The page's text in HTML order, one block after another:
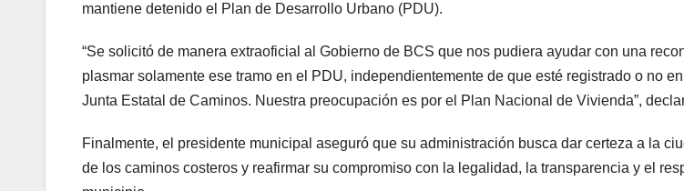
mantiene detenido el Plan de Desarrollo Urbano (PDU).
“Se solicitó de manera extraoficial al Gobierno de BCS que nos pudiera ayudar con una
plasmar solamente ese tramo en el PDU, independientemente de que esté registrado o no
Junta Estatal de Caminos. Nuestra preocupación es por el Plan Nacional de Vivienda”,
Finalmente, el presidente municipal aseguró que su administración busca dar certeza a la
de los caminos costeros y reafirmar su compromiso con la legalidad, la transparencia y el